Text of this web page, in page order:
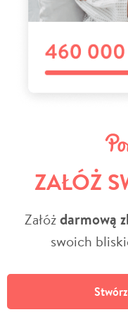
ZAŁÓŻ
Załóżdarmową
swoich